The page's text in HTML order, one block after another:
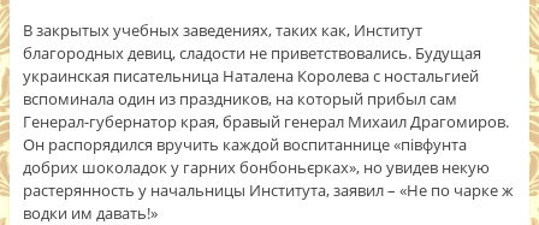
В закрытых учебных заведениях, таких как, Институт
благородных девиц, сладости не приветствовались. Будущая
украинская писательница Наталена Королева с ностальгией
вспоминала один из праздников, на который прибыл сам
Генерал-губернатор края, бравый генерал Михаил Драгомиров.
Он распорядился вручить каждой воспитаннице «півфунта
добрих шоколадок у гарних бонбоньєрках», но увидев некую
растерянность у начальницы Института, заявил – «Не по чарке ж
водки им давать!»